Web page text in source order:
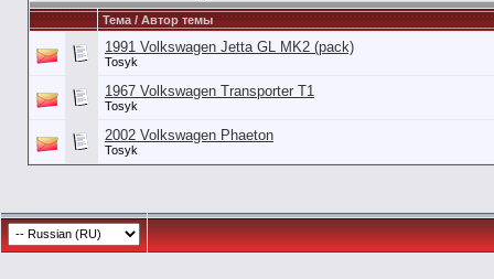
Тема / Автор темы
1991 Volkswagen Jetta GL MK2 (pack)
Tosyk
1967 Volkswagen Transporter T1
Tosyk
2002 Volkswagen Phaeton
Tosyk